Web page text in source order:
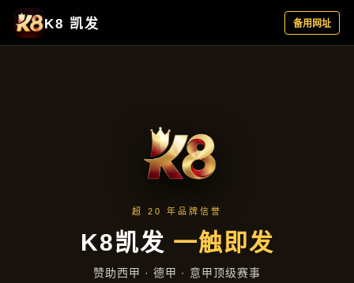
主营产品
首页 主营产品